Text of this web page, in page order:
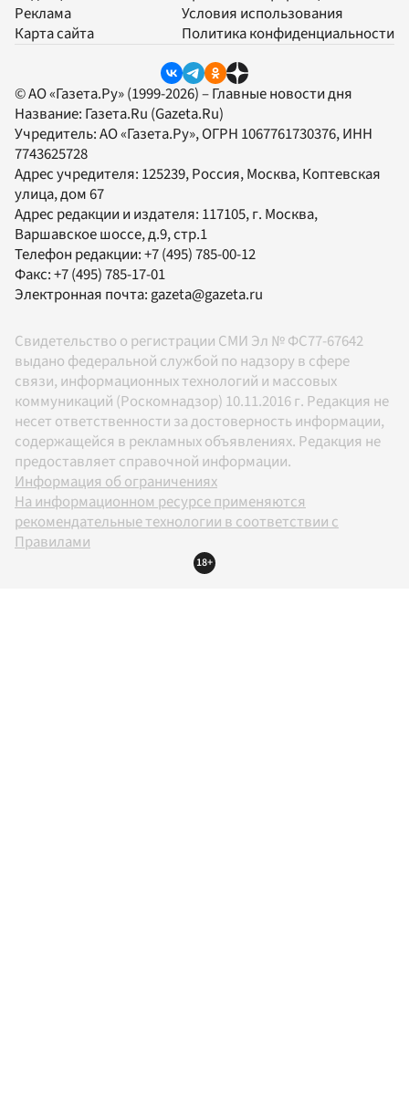
Реклама
Карта сайта
Условия использования
Политика конфиденциальности
© АО «Газета.Ру» (1999-2026) – Главные новости дня
Название: Газета.Ru (Gazeta.Ru)
Учредитель:АО «Газета.Ру», ОГРН 1067761730376, ИНН
7743625728
Адрес учредителя: 125239, Россия, Москва, Коптевская
улица, дом 67
Адрес редакции и издателя: 117105, г. Москва,
Варшавское шоссе, д.9, стр.1
Телефон редакции:+7 (495) 785-00-12
Факс:+7 (495) 785-17-01
Электронная почта:gazeta@gazeta.ru
Свидетельство о регистрации СМИ Эл № ФС77-67642
выдано федеральной службой по надзору в сфере
связи, информационных технологий и массовых
коммуникаций (Роскомнадзор) 10.11.2016 г. Редакция не
несет ответственности за достоверность информации,
содержащейся в рекламных объявлениях. Редакция не
предоставляет справочной информации.
Информация об ограничениях
На информационном ресурсе применяются
рекомендательные технологии в соответствии с
Правилами
18+